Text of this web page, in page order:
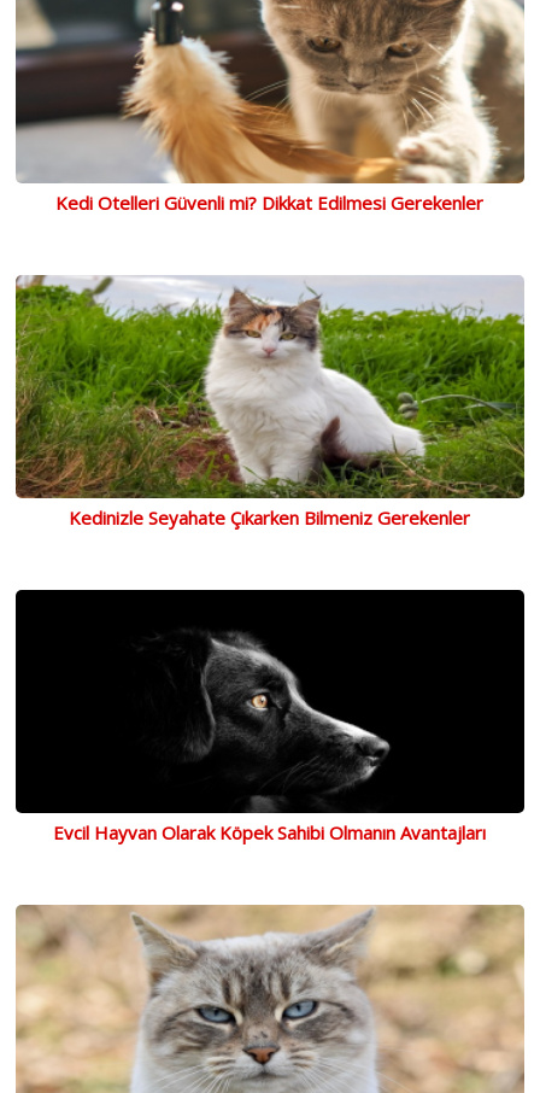
Kedi Otelleri Güvenli mi? Dikkat Edilmesi Gerekenler
Kedinizle Seyahate Çıkarken Bilmeniz Gerekenler
Evcil Hayvan Olarak Köpek Sahibi Olmanın Avantajları